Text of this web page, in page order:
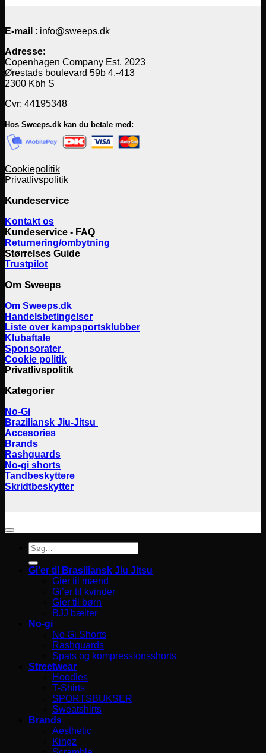
E-mail : info@sweeps.dk
Adresse:
Copenhagen Company Est. 2023
Ørestads boulevard 59b 4,-413
2300 Kbh S
Cvr: 44195348
Hos Sweeps.dk kan du betale med:
Cookiepolitik
Privatlivspolitik
Kundeservice
Kontakt os
Kundeservice - FAQ
Returnering/ombytning
Størrelses Guide
Trustpilot
Om Sweeps
Om Sweeps.dk
Handelsbetingelser
Liste over kampsportsklubber
Klubaftale
Sponsorater
Cookie politik
Privatlivspolitik
Kategorier
No-Gi
Braziliansk Jiu-Jitsu
Accesories
Brands
Rashguards
No-gi shorts
Tandbeskyttere
Skridtbeskytter
Søg
efter:
Gi’er til Brasiliansk Jiu Jitsu
Gier til mænd
Gi’er til kvinder
Gier til børn
BJJ bælter
No-gi
No Gi Shorts
Rashguards
Spats og kompressionsshorts
Streetwear
Hoodies
T-Shirts
SPORTSBUKSER
Sweatshirts
Brands
Aesthetic
Kingz